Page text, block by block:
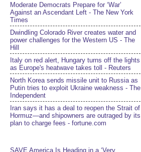
Moderate Democrats Prepare for ‘War’
Against an Ascendant Left - The New York
Times
Dwindling Colorado River creates water and
power challenges for the Western US - The
Hill
Italy on red alert, Hungary turns off the lights
as Europe's heatwave takes toll - Reuters
North Korea sends missile unit to Russia as
Putin tries to exploit Ukraine weakness - The
Independent
Iran says it has a deal to reopen the Strait of
Hormuz—and shipowners are outraged by its
plan to charge fees - fortune.com
SAVE America Is Heading in a ‘Very